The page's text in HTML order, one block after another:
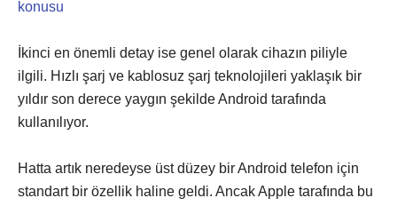
İkinci en önemli detay ise genel olarak cihazın piliyle
ilgili. Hızlı şarj ve kablosuz şarj teknolojileri yaklaşık bir
yıldır son derece yaygın şekilde Android tarafında
kullanılıyor.
Hatta artık neredeyse üst düzey bir Android telefon için
standart bir özellik haline geldi. Ancak Apple tarafında bu